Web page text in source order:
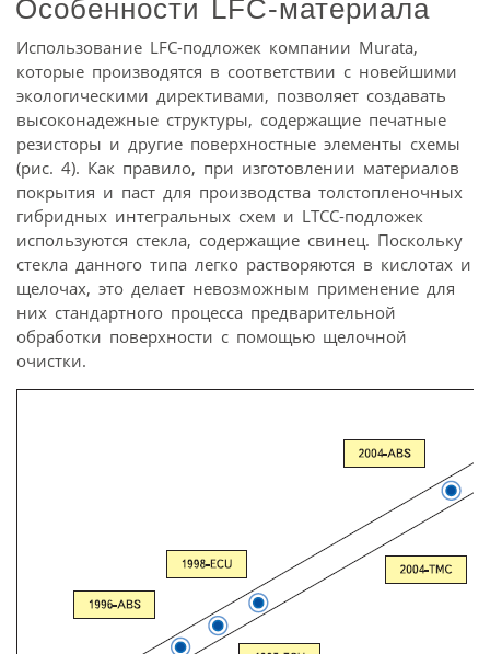
Особенности LFC-материала
Использование LFC-подложек компании Murata,
которые производятся в соответствии с новейшими
экологическими директивами, позволяет создавать
высоконадежные структуры, содержащие печатные
резисторы и другие поверхностные элементы схемы
(рис. 4). Как правило, при изготовлении материалов
покрытия и паст для производства толстопленочных
гибридных интегральных схем и LTCC-подложек
используются стекла, содержащие свинец. Поскольку
стекла данного типа легко растворяются в кислотах и
щелочах, это делает невозможным применение для
них стандартного процесса предварительной
обработки поверхности с помощью щелочной
очистки.